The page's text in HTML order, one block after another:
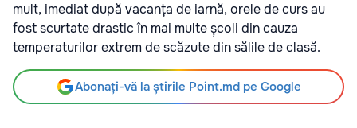
mult, imediat după vacanța de iarnă, orele de curs au
fost scurtate drastic în mai multe școli din cauza
temperaturilor extrem de scăzute din sălile de clasă.
Abonați-vă la știrile Point.md pe Google